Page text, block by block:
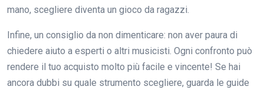
mano, scegliere diventa un gioco da ragazzi.
Infine, un consiglio da non dimenticare: non aver paura di
chiedere aiuto a esperti o altri musicisti. Ogni confronto può
rendere il tuo acquisto molto più facile e vincente! Se hai
ancora dubbi su quale strumento scegliere, guarda le guide